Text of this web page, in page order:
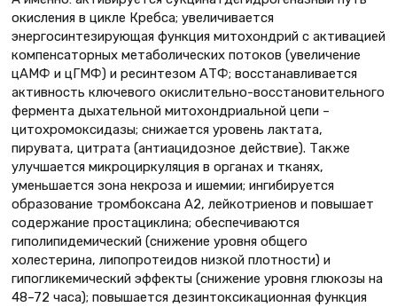
окисления в цикле Кребса; увеличивается
энергосинтезирующая функция митохондрий с активацией
компенсаторных метаболических потоков (увеличение
цАМФ и цГМФ) и ресинтезом АТФ; восстанавливается
активность ключевого окислительно-восстановительного
фермента дыхательной митохондриальной цепи –
цитохромоксидазы; снижается уровень лактата,
пирувата, цитрата (антиацидозное действие). Также
улучшается микроциркуляция в органах и тканях,
уменьшается зона некроза и ишемии; ингибируется
образование тромбоксана А2, лейкотриенов и повышает
содержание простациклина; обеспечиваются
гиполипидемический (снижение уровня общего
холестерина, липопротеидов низкой плотности) и
гипогликемический эффекты (снижение уровня глюкозы на
48–72 часа); повышается дезинтоксикационная функция